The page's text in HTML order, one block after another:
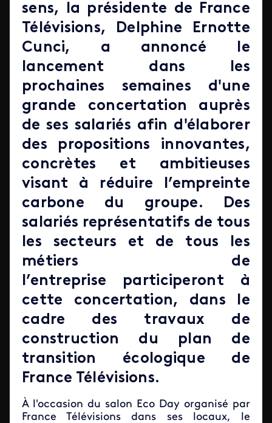
sens, la présidente de France
Télévisions, Delphine Ernotte
Cunci, a annoncé le
lancement dans les
prochaines semaines d'une
grande concertation auprès
de ses salariés afin d'élaborer
des propositions innovantes,
concrètes et ambitieuses
visant à réduire l’empreinte
carbone du groupe. Des
salariés représentatifs de tous
les secteurs et de tous les
métiers de
l’entreprise participeront à
cette concertation, dans le
cadre des travaux de
construction du plan de
transition écologique de
France Télévisions.
À l'occasion du salon Eco Day organisé par
France Télévisions dans ses locaux, le